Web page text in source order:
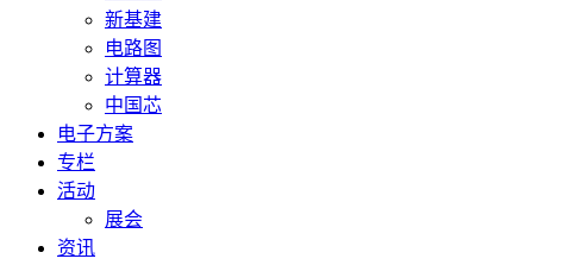
新基建
电路图
计算器
中国芯
电子方案
专栏
活动
展会
资讯